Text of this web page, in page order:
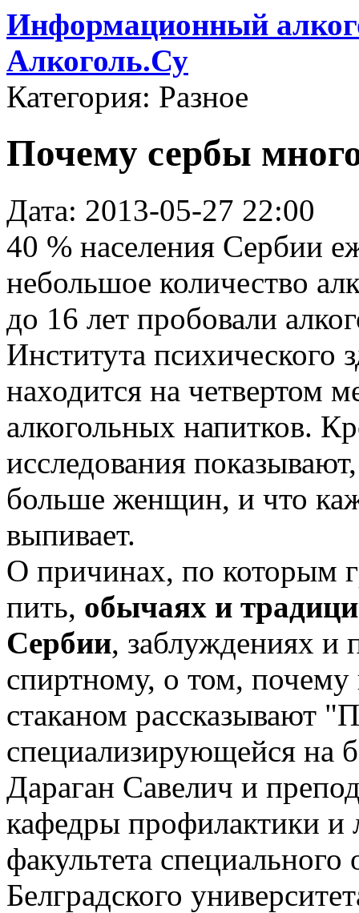
Информационный
Алкоголь.Су
Категория: Разное
Почему сербы
Дата: 2013-05-27 22:00
40 % населения Сербии
небольшое количество
до 16 лет пробовали
Института психического
находится на четвертом
алкогольных напитков.
исследования
больше женщин, и что
выпивает.
О причинах, по которым
пить, обычаях и
Сербии, заблуждениях и
спиртному, о том,
стаканом рассказывают
специализирующейся на
Дараган Савелич и
кафедры профилактики и
факультета
Белградского